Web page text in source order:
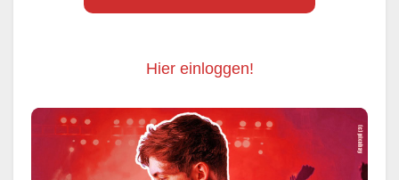
Hier einloggen!